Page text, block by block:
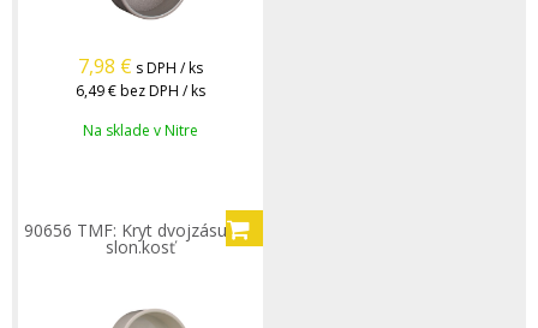
7,98 € s DPH / ks
6,49 €bez DPH / ks
Na sklade v Nitre
90656 TMF: Kryt dvojzásuvky,
slon.kosť